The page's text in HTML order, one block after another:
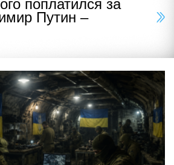
поплатился за
Путин –